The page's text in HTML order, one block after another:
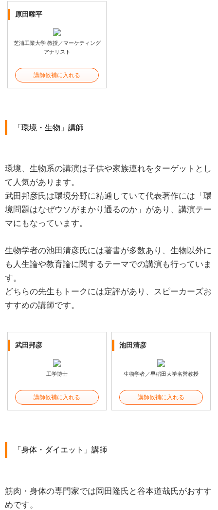
原田曜平
芝浦工業大学 教授／マーケティング
アナリスト
講師候補に入れる
「環境・生物」講師
環境、生物系の講演は子供や家族連れをターゲットとし
て人気があります。
武田邦彦氏は環境分野に精通していて代表著作には「環
境問題はなぜウソがまかり通るのか」があり、講演テー
マにもなっています。
生物学者の池田清彦氏には著書が多数あり、生物以外に
も人生論や教育論に関するテーマでの講演も行っていま
す。
どちらの先生もトークには定評があり、スピーカーズお
すすめの講師です。
武田邦彦
工学博士
講師候補に入れる
池田清彦
生物学者／早稲田大学名誉教授
講師候補に入れる
「身体・ダイエット」講師
筋肉・身体の専門家では岡田隆氏と谷本道哉氏がおすす
めです。